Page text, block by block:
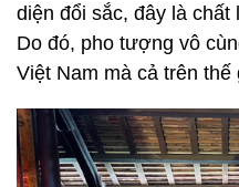
diện đổi sắc, đây là
Do đó, pho tượng vô
Việt Nam mà cả trên thế